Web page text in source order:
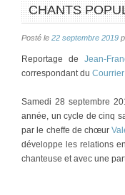
CHANTS
Posté le 22 septembre 2019
Reportage de Jean-
correspondant du Courrier
Samedi 28 septembre
année, un cycle de cinq
par le cheffe de chœur
développe les relations
chanteuse et avec une